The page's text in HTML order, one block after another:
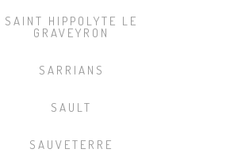
SAINT HIPPOLYTE LE
GRAVEYRON
SARRIANS
SAULT
SAUVETERRE